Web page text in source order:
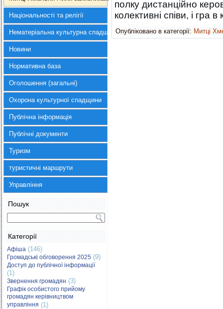
Національності та релігії
Нематеріальна культурна спадщина
Новини
Нормативна база
Оголошення (загальні)
Охорона культурної спадщини
Публічна інформація
Публічні документи
Туризм
туристичні маршрути
Управління
Пошук
Категорії
Афіша (146)
Громадські обговорення 2025 (9)
Доступ до публічної інформації
(1)
Звернення громадян (3)
Графік особистого прийому
громадян керівництвом
управління (1)
полку дистанційно
колективні співи, і гра
Опубліковано в категорії: Митці